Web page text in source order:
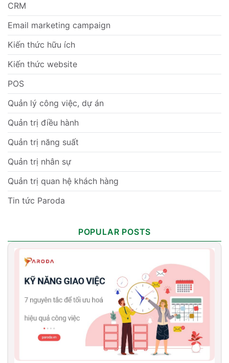
CRM
Email marketing campaign
Kiến thức hữu ích
Kiến thức website
POS
Quản lý công việc, dự án
Quản trị điều hành
Quản trị năng suất
Quản trị nhân sự
Quản trị quan hệ khách hàng
Tin tức Paroda
POPULAR POSTS